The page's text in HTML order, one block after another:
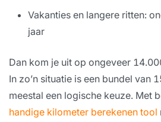
Vakanties en langere ritten:
jaar
Dan kom je uit op ongeveer
In zo’n situatie is een bundel van
meestal een logische keuze. Met
handige kilometer berekenen tool